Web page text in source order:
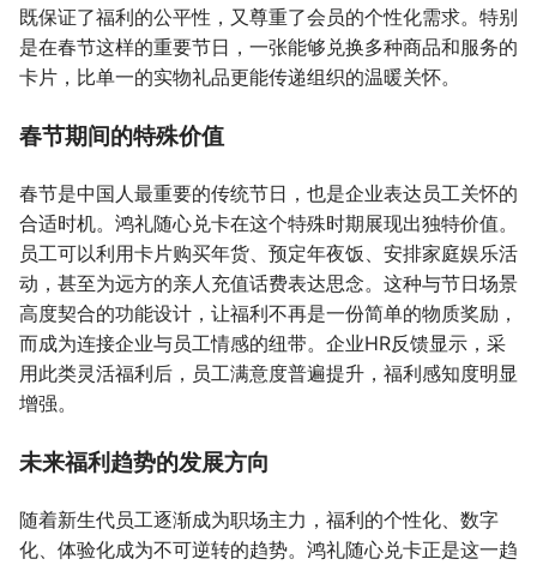
既保证了福利的公平性，又尊重了会员的个性化需求。特别
是在春节这样的重要节日，一张能够兑换多种商品和服务的
卡片，比单一的实物礼品更能传递组织的温暖关怀。
春节期间的特殊价值
春节是中国人最重要的传统节日，也是企业表达员工关怀的
合适时机。鸿礼随心兑卡在这个特殊时期展现出独特价值。
员工可以利用卡片购买年货、预定年夜饭、安排家庭娱乐活
动，甚至为远方的亲人充值话费表达思念。这种与节日场景
高度契合的功能设计，让福利不再是一份简单的物质奖励，
而成为连接企业与员工情感的纽带。企业HR反馈显示，采
用此类灵活福利后，员工满意度普遍提升，福利感知度明显
增强。
未来福利趋势的发展方向
随着新生代员工逐渐成为职场主力，福利的个性化、数字
化、体验化成为不可逆转的趋势。鸿礼随心兑卡正是这一趋